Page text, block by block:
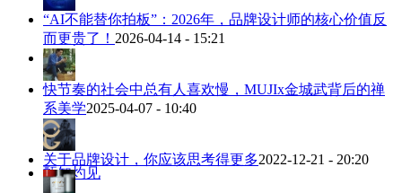
简介
甄知灼见
“AI不能替你拍板”：2026年，品牌设计师的核心价值反
而更贵了！ 2026-04-14 - 15:21
快节奏的社会中总有人喜欢慢，MUJIx金城武背后的禅
系美学2025-04-07 - 10:40
关于品牌设计，你应该思考得更多2022-12-21 - 20:20